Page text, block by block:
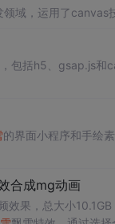
域，运用了canvas
包括h5、gsap.js和
的界面小程序和手绘
合成mg动画
效果，总大小